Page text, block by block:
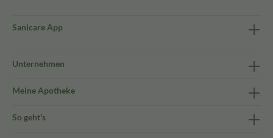
Sanicare App
Unternehmen
Meine Apotheke
So geht's